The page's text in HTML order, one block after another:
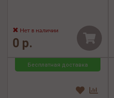
Нет в наличии
0 р.
Бесплатная доставка